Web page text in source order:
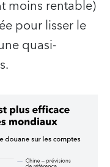
moins rentable)
pour lisser le
quasi-